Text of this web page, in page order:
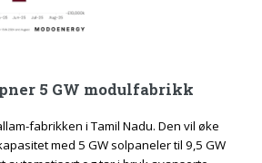
5 GW modulfabrikk
fabrikken i Tamil Nadu. Den vil øke
med 5 GW solpaneler til 9,5 GW